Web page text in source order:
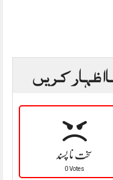
اظہار کریں
سخت نا پسند
0 Votes